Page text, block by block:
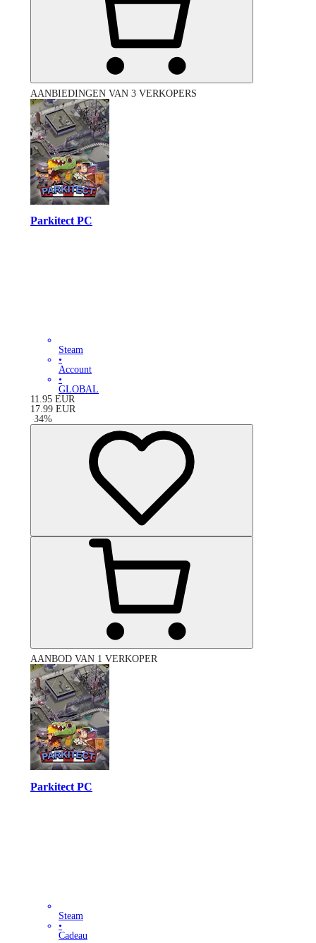
AANBIEDINGEN VAN 3 VERKOPERS
Parkitect PC
Steam
•
Account
•
GLOBAL
11.95 EUR
17.99 EUR
-34%
AANBOD VAN 1 VERKOPER
Parkitect PC
Steam
•
Cadeau